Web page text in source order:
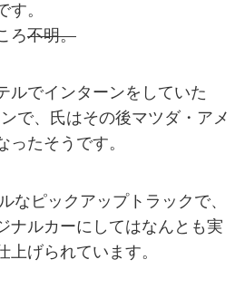
す。
ろ不明。
ルでインターンをしていた
で、氏はその後マツダ・アメ
ったそうです。
なピックアップトラックで、
ナルカーにしてはなんとも実
げられています。